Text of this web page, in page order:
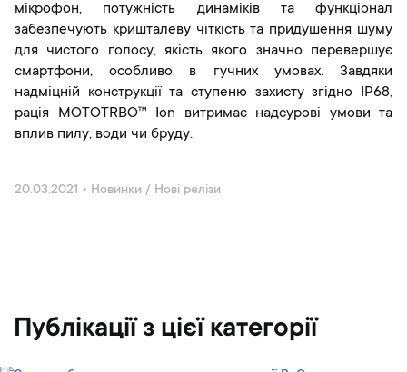
мікрофон, потужність динаміків та функціонал
забезпечують кришталеву чіткість та придушення шуму
для чистого голосу, якість якого значно перевершує
смартфони, особливо в гучних умовах. Завдяки
надміцній конструкції та ступеню захисту згідно IP68,
рація MOTOTRBO™ Ion витримає надсурові умови та
вплив пилу, води чи бруду.
20.03.2021 • Новинки / Нові релізи
Публікації з цієї категорії